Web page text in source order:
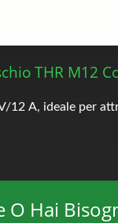
THR M12
12 A, ideale per
O Hai